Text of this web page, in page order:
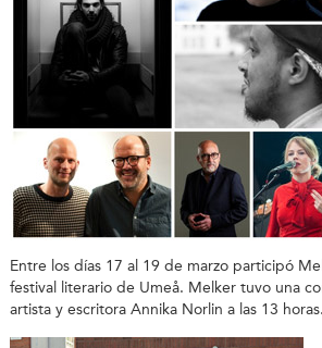
Entre los días 17 al 19 de marzo participó
festival literario de Umeå. Melker tuvo una
artista y escritora Annika Norlin a las 13 horas.